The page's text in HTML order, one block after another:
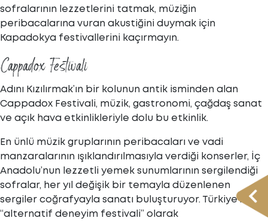
sofralarının lezzetlerini tatmak, müziğin
peribacalarına vuran akustiğini duymak için
Kapadokya festivallerini kaçırmayın.
Cappadox Festivali
Adını Kızılırmak’ın bir kolunun antik isminden alan
Cappadox Festivali, müzik, gastronomi, çağdaş sanat
ve açık hava etkinlikleriyle dolu bu etkinlik.
En ünlü müzik gruplarının peribacaları ve vadi
manzaralarının ışıklandırılmasıyla verdiği konserler, İç
Anadolu’nun lezzetli yemek sunumlarının sergilendiği
sofralar, her yıl değişik bir temayla düzenlenen
sergiler coğrafyayla sanatı buluşturuyor. Türkiye’nin ilk
‘‘alternatif deneyim festivali’’ olarak